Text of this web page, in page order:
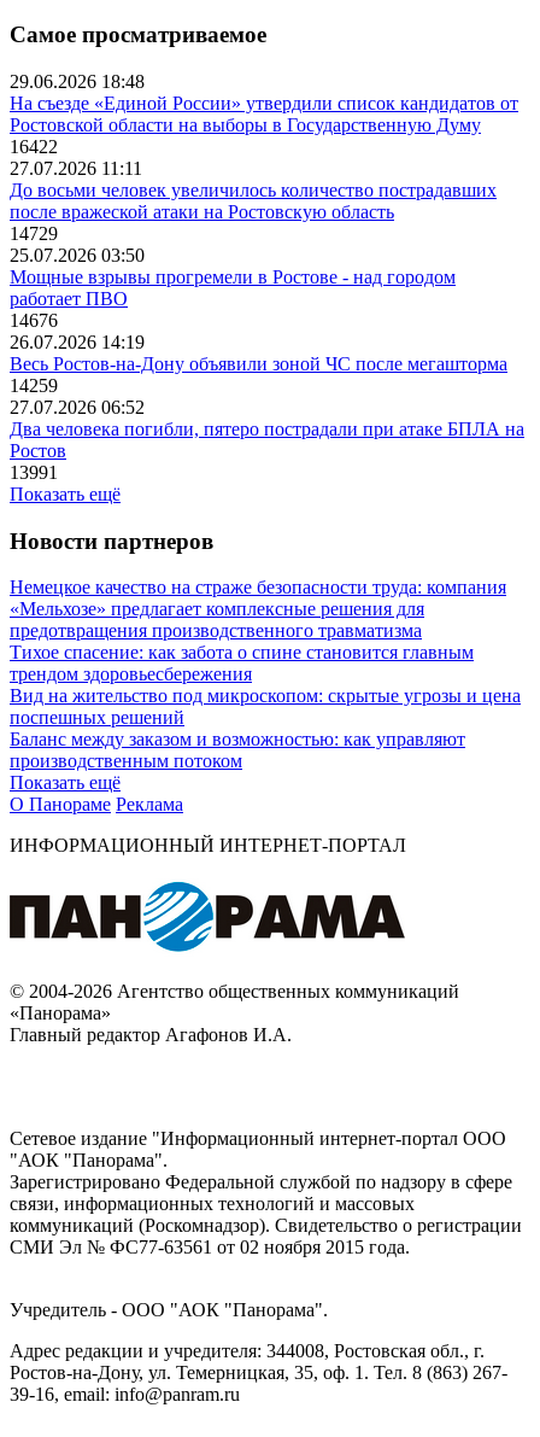
Самое просматриваемое
29.06.2026 18:48
На съезде «Единой России» утвердили список кандидатов от
Ростовской области на выборы в Государственную Думу
16422
27.07.2026 11:11
До восьми человек увеличилось количество пострадавших
после вражеской атаки на Ростовскую область
14729
25.07.2026 03:50
Мощные взрывы прогремели в Ростове - над городом
работает ПВО
14676
26.07.2026 14:19
Весь Ростов-на-Дону объявили зоной ЧС после мегашторма
14259
27.07.2026 06:52
Два человека погибли, пятеро пострадали при атаке БПЛА на
Ростов
13991
Показать ещё
Новости партнеров
Немецкое качество на страже безопасности труда: компания
«Мельхозе» предлагает комплексные решения для
предотвращения производственного травматизма
Тихое спасение: как забота о спине становится главным
трендом здоровьесбережения
Вид на жительство под микроскопом: скрытые угрозы и цена
поспешных решений
Баланс между заказом и возможностью: как управляют
производственным потоком
Показать ещё
О Панораме Реклама
ИНФОРМАЦИОННЫЙ ИНТЕРНЕТ-ПОРТАЛ
© 2004-2026 Агентство общественных коммуникаций
«Панорама»
Главный редактор Агафонов И.А.
Сетевое издание "Информационный интернет-портал ООО
"АОК "Панорама".
Зарегистрировано Федеральной службой по надзору в сфере
связи, информационных технологий и массовых
коммуникаций (Роскомнадзор). Cвидетельство о регистрации
СМИ Эл № ФС77-63561 от 02 ноября 2015 года.
Учредитель - ООО "АОК "Панорама".
Адрес редакции и учредителя: 344008, Ростовская обл., г.
Ростов-на-Дону, ул. Темерницкая, 35, оф. 1. Тел. 8 (863) 267-
39-16, email: info@panram.ru